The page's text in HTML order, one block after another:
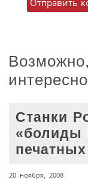
интересно
Станки
«болиды
20 ноября, 2008